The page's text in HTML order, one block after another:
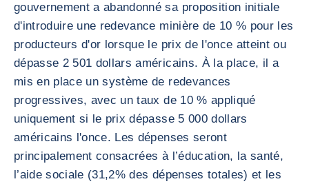
gouvernement a abandonné sa proposition initiale
d'introduire une redevance minière de 10 % pour les
producteurs d'or lorsque le prix de l'once atteint ou
dépasse 2 501 dollars américains. À la place, il a
mis en place un système de redevances
progressives, avec un taux de 10 % appliqué
uniquement si le prix dépasse 5 000 dollars
américains l'once. Les dépenses seront
principalement consacrées à l’éducation, la santé,
l’aide sociale (31,2% des dépenses totales) et les